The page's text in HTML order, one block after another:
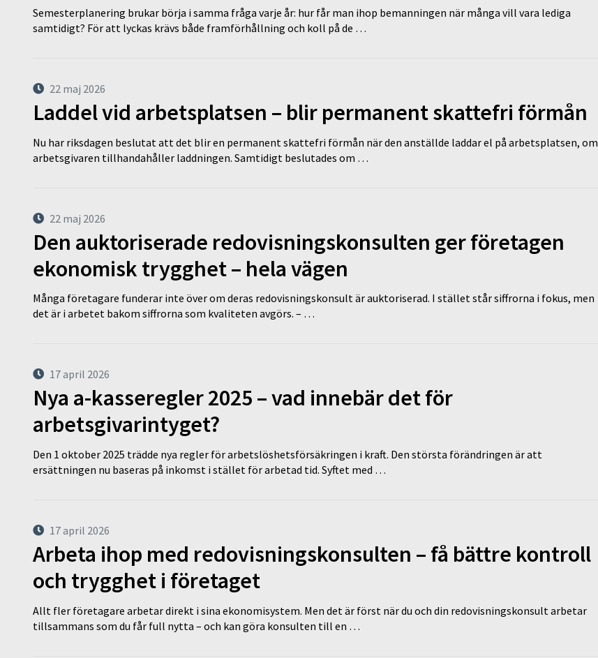
Semesterplanering brukar börja i samma fråga varje år: hur får man ihop bemanningen när många vill vara lediga
samtidigt? För att lyckas krävs både framförhållning och koll på de …
22 maj 2026
Laddel vid arbetsplatsen – blir permanent skattefri förmån
Nu har riksdagen beslutat att det blir en permanent skattefri förmån när den anställde laddar el på arbetsplatsen, om
arbetsgivaren tillhandahåller laddningen. Samtidigt beslutades om …
22 maj 2026
Den auktoriserade redovisningskonsulten ger företagen
ekonomisk trygghet – hela vägen
Många företagare funderar inte över om deras redovisningskonsult är auktoriserad. I stället står siffrorna i fokus, men
det är i arbetet bakom siffrorna som kvaliteten avgörs. – …
17 april 2026
Nya a-kasseregler 2025 – vad innebär det för
arbetsgivarintyget?
Den 1 oktober 2025 trädde nya regler för arbetslöshetsförsäkringen i kraft. Den största förändringen är att
ersättningen nu baseras på inkomst i stället för arbetad tid. Syftet med …
17 april 2026
Arbeta ihop med redovisningskonsulten – få bättre kontroll
och trygghet i företaget
Allt fler företagare arbetar direkt i sina ekonomisystem. Men det är först när du och din redovisningskonsult arbetar
tillsammans som du får full nytta – och kan göra konsulten till en …